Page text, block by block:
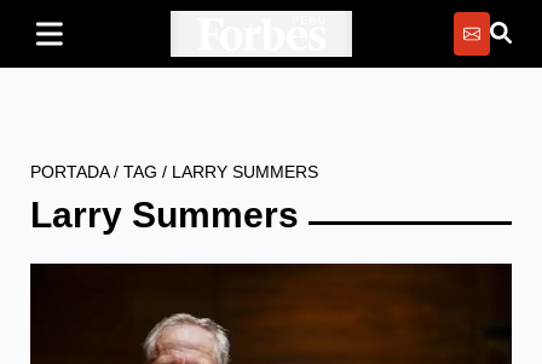
PORTADA/ TAG / LARRY SUMMERS
Larry Summers